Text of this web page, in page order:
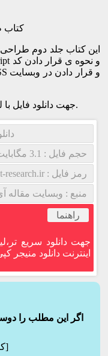
کتاب
این کتاب جلد دوم
جهت دانلود فایل با لینک مستقیم بر روی لینک زیر کلیک کنید.
حجم فایل : 3.1 مگابایت
رمز فایل : www.it-research.ir
منبع : وبسایت مقاله
راهنما
جهت دانلود سریع
اینترنت دانلود منیجر
اگر این مطلب را
]